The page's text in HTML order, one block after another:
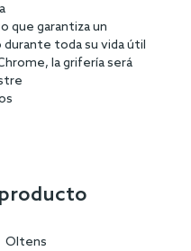
que garantiza un
toda su vida útil
la grifería será
Oltens